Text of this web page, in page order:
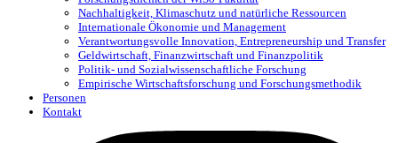
Nachhaltigkeit, Klimaschutz und natürliche Ressourcen
Internationale Ökonomie und Management
Verantwortungsvolle Innovation, Entrepreneurship und Transfer
Geldwirtschaft, Finanzwirtschaft und Finanzpolitik
Politik- und Sozialwissenschaftliche Forschung
Empirische Wirtschaftsforschung und Forschungsmethodik
Personen
Kontakt